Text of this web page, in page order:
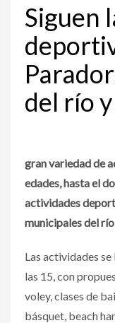
Siguen
del río
gran variedad de
edades, hasta el
actividades
municipales del
Las actividades
las 15, con
voley, clases de
básquet, beach